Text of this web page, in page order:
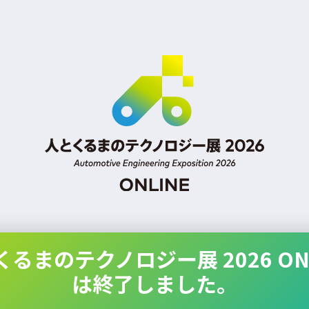
るまのテクノロジー展 2026
は終了しました。